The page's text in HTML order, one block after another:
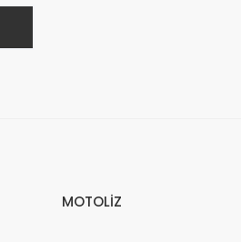
MOTOLİZ